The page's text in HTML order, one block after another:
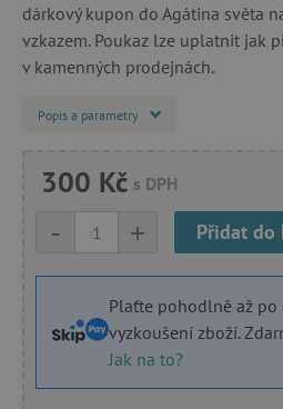
dárkový kupon do Agátina světa
vzkazem. Poukaz lze uplatnit jak
v kamenných prodejnách.
Popis a parametry
300 Kč s DPH
+
- Přidat do
Plaťte pohodlně až po
vyzkoušení zboží.
Jak na to?